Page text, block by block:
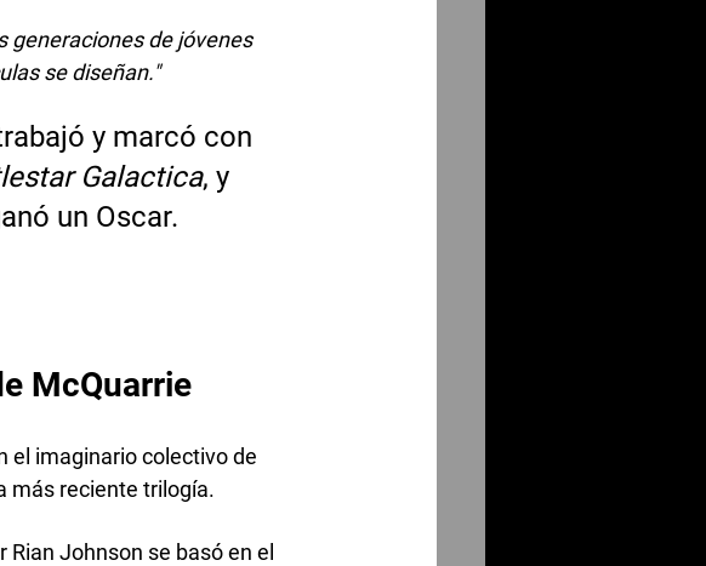
generaciones de jóvenes
se diseñan."
y marcó con
Galactica, y
un Oscar.
McQuarrie
el imaginario colectivo de
más reciente trilogía.
Rian Johnson se basó en el